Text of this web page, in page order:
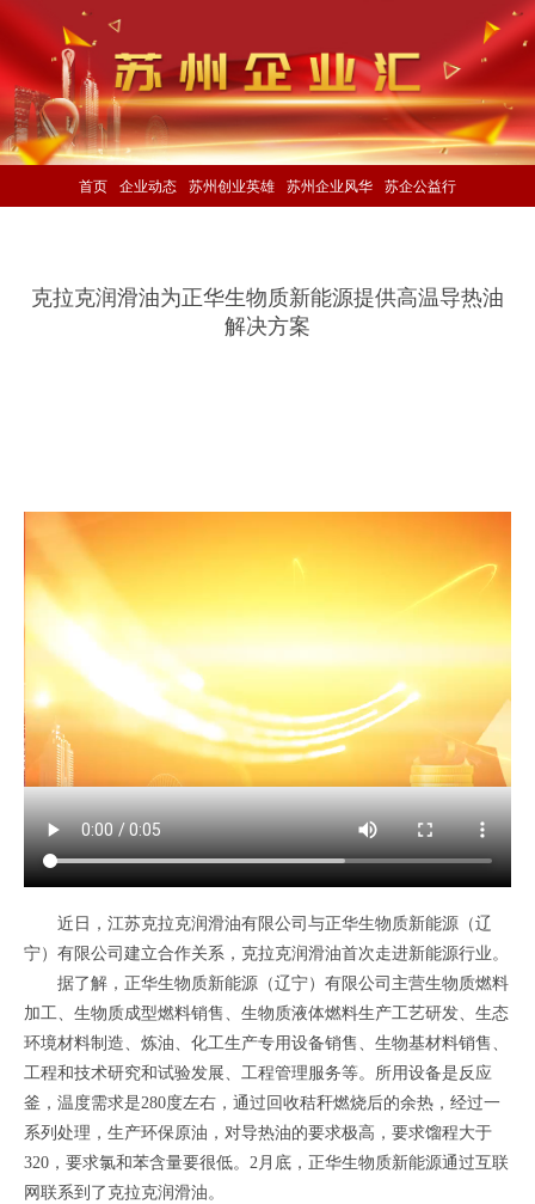
首页 企业动态 苏州创业英雄 苏州企业风华 苏企公益行
克拉克润滑油为正华生物质新能源提供高温导热油
解决方案
近日，江苏克拉克润滑油有限公司与正华生物质新能源（辽
宁）有限公司建立合作关系，克拉克润滑油首次走进新能源行业。
据了解，正华生物质新能源（辽宁）有限公司主营生物质燃料
加工、生物质成型燃料销售、生物质液体燃料生产工艺研发、生态
环境材料制造、炼油、化工生产专用设备销售、生物基材料销售、
工程和技术研究和试验发展、工程管理服务等。所用设备是反应
釜，温度需求是280度左右，通过回收秸秆燃烧后的余热，经过一
系列处理，生产环保原油，对导热油的要求极高，要求馏程大于
320，要求氯和苯含量要很低。2月底，正华生物质新能源通过互联
网联系到了克拉克润滑油。